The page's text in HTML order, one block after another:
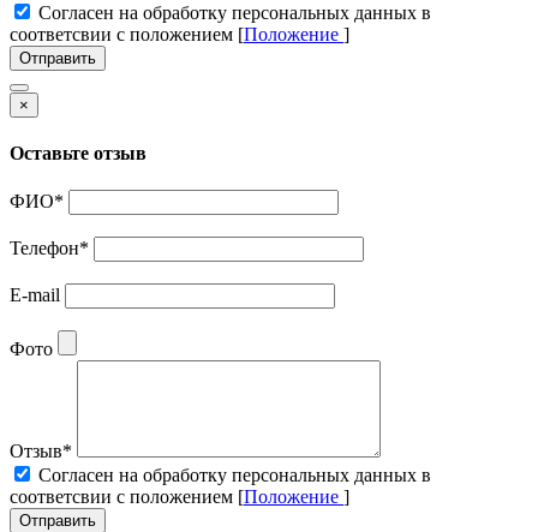
Cогласен на обработку персональных данных в
соответсвии с положением [Положение ]
Отправить
×
Оставьте отзыв
ФИО*
Телефон*
E-mail
Фото
Отзыв*
Cогласен на обработку персональных данных в
соответсвии с положением [Положение ]
Отправить